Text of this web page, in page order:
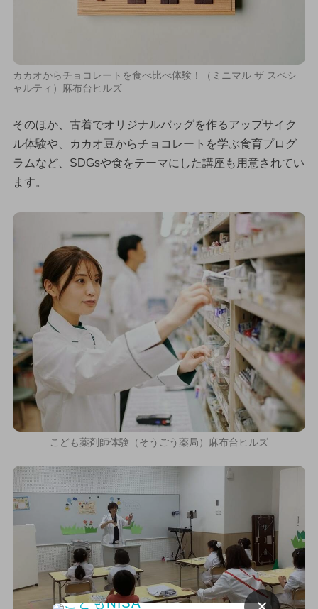
カカオからチョコレートを食べ比べ体験！（ミニマル ザ スペシ
ャルティ）麻布台ヒルズ
そのほか、古着でオリジナルバッグを作るアップサイク
ル体験や、カカオ豆からチョコレートを学ぶ食育プログ
ラムなど、SDGsや食をテーマにした講座も用意されてい
ます。
こども薬剤師体験（そうごう薬局）麻布台ヒルズ